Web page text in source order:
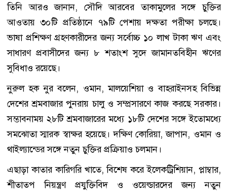
তিনি আরও জানান, সৌদি আরবের তাকামুলের সঙ্গে চুক্তির
আওতায় ৩০টি প্রতিষ্ঠানে ৭৯টি পেশায় দক্ষতা পরীক্ষা চলছে।
ভাষা প্রশিক্ষণ গ্রহণকারীদের জন্য সর্বোচ্চ ১০ লাখ টাকা ঋণ এবং
সাধারণ প্রবাসীদের জন্য ৮ শতাংশ সুদে জামানতবিহীন ঋণের
সুবিধাও রয়েছে।
নুরুল হক নুর বলেন, ওমান, মালয়েশিয়া ও বাহরাইনসহ বিভিন্ন
দেশের শ্রমবাজার পুনরায় চালু ও সম্প্রসারণে কাজ করছে সরকার।
সম্ভাবনাময় ২৮টি শ্রমবাজারের মধ্যে ১৮টি দেশের সঙ্গে ইতোমধ্যে
সমঝোতা স্মারক স্বাক্ষর হয়েছে। দক্ষিণ কোরিয়া, জাপান, ওমান ও
থাইল্যান্ডের সঙ্গে নতুন চুক্তির প্রক্রিয়াও চলমান।
এছাড়া কাতার কারিগরি খাতে, বিশেষ করে ইলেকট্রিশিয়ান, প্লাম্বার,
শীতাতপ নিয়ন্ত্রণ প্রযুক্তিবিদ ও ওয়েল্ডারদের জন্য নতুন